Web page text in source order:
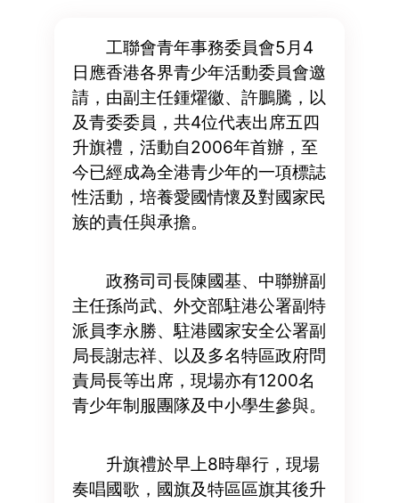
工聯會青年事務委員會5月4
日應香港各界青少年活動委員會邀
請，由副主任鍾燿徽、許鵬騰，以
及青委委員，共4位代表出席五四
升旗禮，活動自2006年首辦，至
今已經成為全港青少年的一項標誌
性活動，培養愛國情懷及對國家民
族的責任與承擔。
政務司司長陳國基、中聯辦副
主任孫尚武、外交部駐港公署副特
派員李永勝、駐港國家安全公署副
局長謝志祥、以及多名特區政府問
責局長等出席，現場亦有1200名
青少年制服團隊及中小學生參與。
升旗禮於早上8時舉行，現場
奏唱國歌，國旗及特區區旗其後升